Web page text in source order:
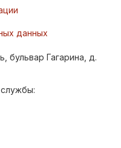
данных
бульвар Гагарина, д.